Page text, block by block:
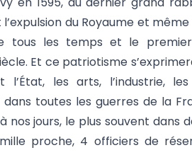
du Royaume et
tous les temps et le premier
Et ce patriotisme
l’État, les arts, l’industrie,
dans toutes les guerres de la
nos jours, le plus souvent dans
proche, 4 officiers de